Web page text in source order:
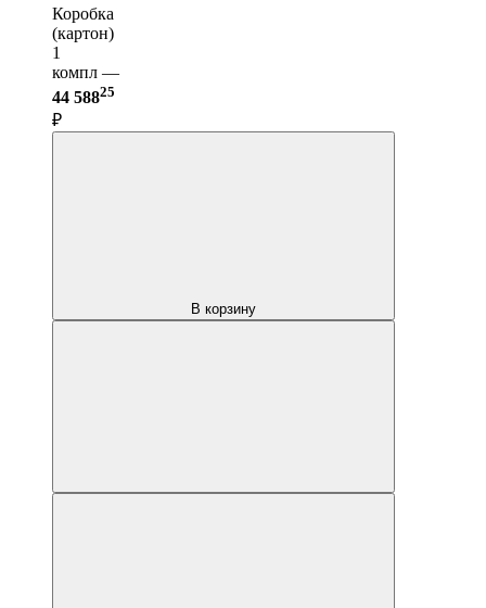
Коробка
(картон)
1
компл —
44 58825
₽
В корзину